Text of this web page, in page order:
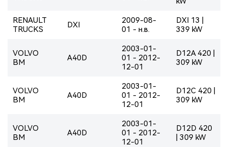
RENAULT
TRUCKS
DXI
2009-08-
01 - н.в.
DXI 13 |
339 kW
VOLVO
BM
A40D
2003-01-
01 - 2012-
12-01
D12A 420 |
309 kW
VOLVO
BM
A40D
2003-01-
01 - 2012-
12-01
D12C 420 |
309 kW
VOLVO
BM
A40D
2003-01-
01 - 2012-
12-01
D12D 420
| 309 kW